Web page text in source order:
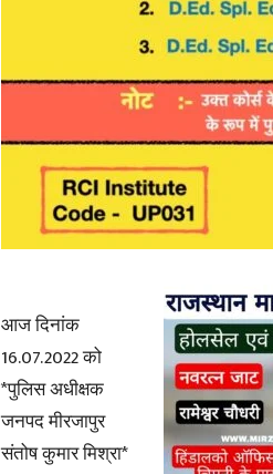
आज दिनांक
16.07.2022 को
*पुलिस अधीक्षक
जनपद मीरजापुर
संतोष कुमार मिश्रा*